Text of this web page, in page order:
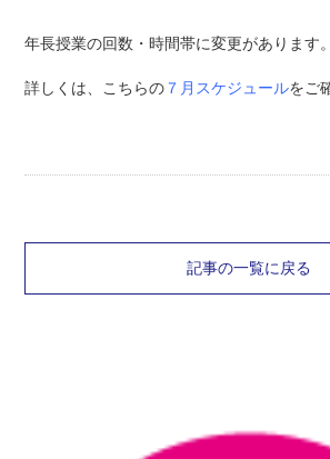
年長授業の回数・時間帯に変更があります。
詳しくは、こちらの ７月スケジュールをご
記事の一覧に戻る